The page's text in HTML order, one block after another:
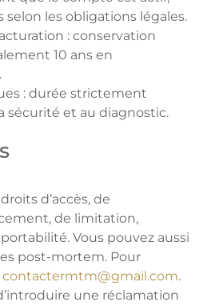
selon les obligations légales.
: conservation
10 ans en
: durée strictement
sécurité et au diagnostic.
d’accès, de
de limitation,
Vous pouvez aussi
post-mortem. Pour
contactermtm@gmail.com.
une réclamation